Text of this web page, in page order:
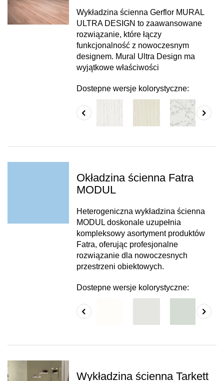
Wykładzina ścienna Gerflor MURAL
ULTRA DESIGN to zaawansowane
rozwiązanie, które łączy
funkcjonalność z nowoczesnym
designem. Mural Ultra Design ma
wyjątkowe właściwości
Dostepne wersje kolorystyczne:
Okładzina ścienna Fatra
MODUL
Heterogeniczna wykładzina ścienna
MODUL doskonale uzupełnia
kompleksowy asortyment produktów
Fatra, oferując profesjonalne
rozwiązanie dla nowoczesnych
przestrzeni obiektowych.
Dostepne wersje kolorystyczne:
Wykładzina ścienna Tarkett